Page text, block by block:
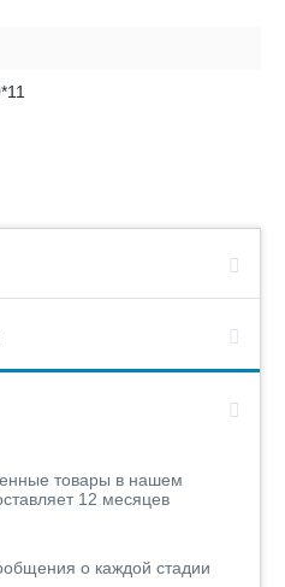
товары в нашем
12 месяцев
о каждой стадии